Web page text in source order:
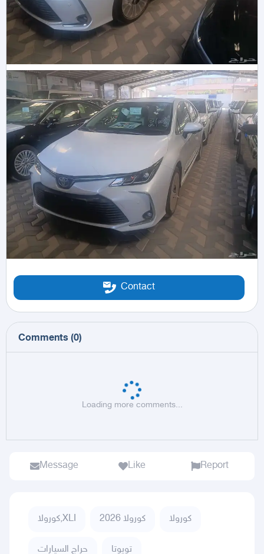
Contact
Comments (0)
Loading more comments...
Message Like Report
كورولا,XLI كورولا 2026 كورولا
حراج السيارات تويوتا